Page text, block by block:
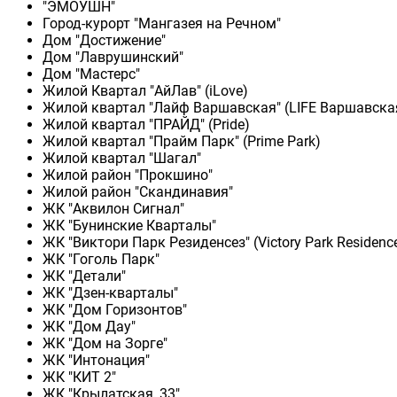
"ЭМОУШН"
Город-курорт "Мангазея на Речном"
Дом "Достижение"
Дом "Лаврушинский"
Дом "Мастерс"
Жилой Квартал "АйЛав" (iLove)
Жилой квартал "Лайф Варшавская" (LIFE
Жилой квартал "ПРАЙД" (Pride)
Жилой квартал "Прайм Парк" (Prime Park)
Жилой квартал "Шагал"
Жилой район "Прокшино"
Жилой район "Скандинавия"
ЖК "Аквилон Сигнал"
ЖК "Бунинские Кварталы"
ЖК "Виктори Парк Резиденсез" (Victory Park
ЖК "Гоголь Парк"
ЖК "Детали"
ЖК "Дзен-кварталы"
ЖК "Дом Горизонтов"
ЖК "Дом Дау"
ЖК "Дом на Зорге"
ЖК "Интонация"
ЖК "КИТ 2"